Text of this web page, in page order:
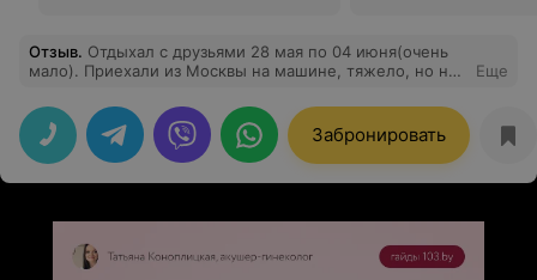
Отзыв. Отдыхал с друзьями 28 мая по 04 июня(очень
мало). Приехали из Москвы на машине, тяжело, но не
отношение к нам, отличное. Не разу нас не остановила
полиция.Еда супер. На территории тихо, вот желаю
опять поехать, хотя цены они подняли. Это лучше
Европы(очень Вам советую). Спасибо всему
персоналу. И лично Президенту, за чистоту и
Еще
Забронировать